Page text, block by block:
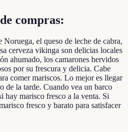
compras:
el queso de leche de cabra,
cerveza vikinga son delicias locales
ahumado, los camarones hervidos
por su frescura y delicia. Cabe
comer mariscos. Lo mejor es llegar
de la tarde. Cuando vea un barco
hay marisco fresco a la venta. Si
fresco y barato para satisfacer